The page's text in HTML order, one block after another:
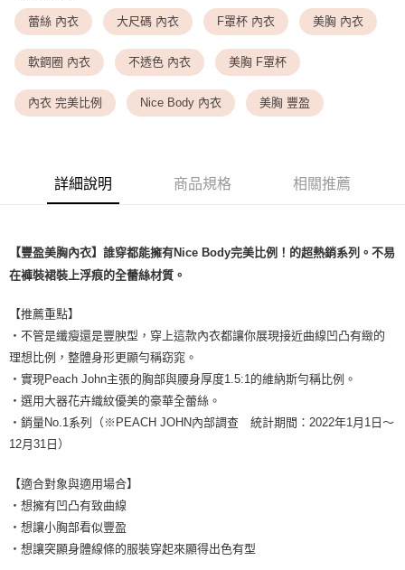
<無合作配送請勿選取>萊爾富取貨付款
<無合作配送請勿選取>付款後萊爾富取貨
每筆NT$9,999
付款後7-11取貨
黑貓宅配
每筆NT$100，滿NT$1,500(含以上)免運費
離島宅配
每筆NT$200，滿NT$1,500(含以上)免運費
蕾絲 內衣 大尺碼 內衣 F罩杯 內衣 美胸 內衣
軟鋼圈 內衣 不透色 內衣 美胸 F罩杯
內衣 完美比例 Nice Body 內衣 美胸 豐盈
詳細說明 商品規格 相關推薦
【豐盈美胸內衣】誰穿都能擁有Nice Body完美比例！的超熱銷系列。不易
在褲裝裙裝上浮痕的全蕾絲材質。
【推薦重點】
・不管是纖瘦還是豐腴型，穿上這款內衣都讓你展現接近曲線凹凸有緻的
理想比例，整體身形更顯勻稱窈窕。
・實現Peach John主張的胸部與腰身厚度1.5:1的維納斯勻稱比例。
・選用大器花卉織紋優美的豪華全蕾絲。
・銷量No.1系列（※PEACH JOHN內部調查 統計期間：2022年1月1日～
12月31日）
【適合對象與適用場合】
・想擁有凹凸有致曲線
・想讓小胸部看似豐盈
・想讓突顯身體線條的服裝穿起來顯得出色有型